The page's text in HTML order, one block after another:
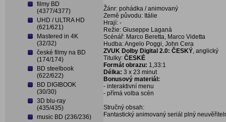
filmy BD
(4377/4377)
UHD / ULTRA HD
(621/621)
Mastered in 4K
(32/32)
české filmy na BD
(174/174)
BD steelbook
(622/622)
BD DIGIBOOK
(30/30)
3D blu-ray
(435/435)
music BD (236/236)
Žánr: pohádka / animovaný
Země původu: Itálie
Hrají: -
Režie: Giuseppe Laganà
Scénář: Marco Beretta, Marco Videtta
Hudba: Angelo Poggi, John Cera
ZVUK Dolby Digital 2.0: ČESKÝ, anglický
Titulky: ČESKÉ
Formát obrazu: 1,33:1
Délka: 3 x 23 minut
Bonusový materiál:
- interaktivní menu
- přímá volba scén
Stručný obsah:
Fantastický animovaný seriál plný